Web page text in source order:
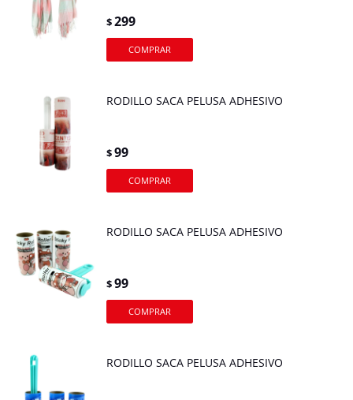
$299
RODILLO SACA PELUSA ADHESIVO
$99
RODILLO SACA PELUSA ADHESIVO
$99
RODILLO SACA PELUSA ADHESIVO